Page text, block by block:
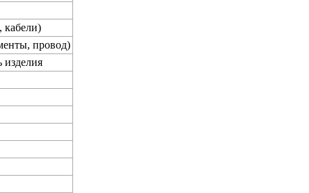
кабели)
провод)
изделия